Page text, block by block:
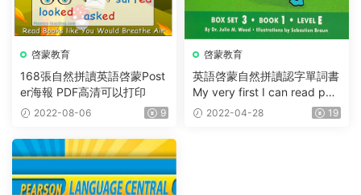
啓蒙教育
168張自然拼讀英語啓蒙Post
er海報 PDF高清可以打印
2022-08-06 9
啓蒙教育
英語啓蒙自然拼讀認字單詞書
My very first I can read pho
nics BOX set1-3系列PDF+M
2022-04-28 19